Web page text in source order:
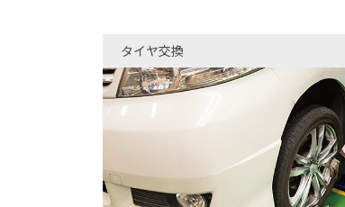
タイヤ交換